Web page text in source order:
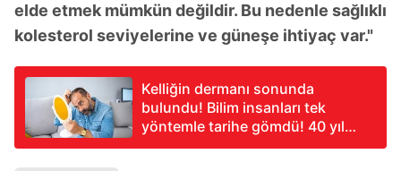
elde etmek mümkün değildir. Bu nedenle sağlıklı
kolesterol seviyelerine ve güneşe ihtiyaç var."
Kelliğin dermanı sonunda
bulundu! Bilim insanları tek
yöntemle tarihe gömdü! 40 yıl
düşünsek aklımıza gelmez